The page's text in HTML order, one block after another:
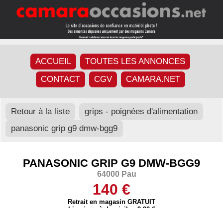
ACCUEIL
TOUTES LES ANNONCES
CONTACT
CGV CAMARA.NET
Retour à la liste
grips - poignées d'alimentation
panasonic grip g9 dmw-bgg9
PANASONIC GRIP G9 DMW-BGG9
64000 Pau
140 €
Retrait en magasin GRATUIT